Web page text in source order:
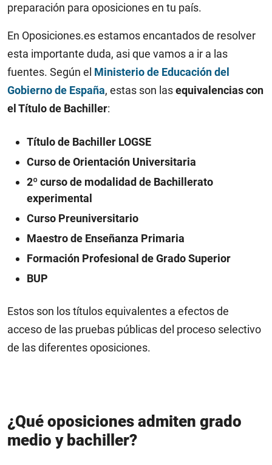
preparación para oposiciones en tu país.
En Oposiciones.es estamos encantados de resolver
esta importante duda, asi que vamos a ir a las
fuentes. Según el Ministerio de Educación del
Gobierno de España, estas son lasequivalencias con
el Título de Bachiller:
Título de Bachiller LOGSE
Curso de Orientación Universitaria
2º curso de modalidad de Bachillerato
experimental
Curso Preuniversitario
Maestro de Enseñanza Primaria
Formación Profesional de Grado Superior
BUP
Estos son los títulos equivalentes a efectos de
acceso de las pruebas públicas del proceso selectivo
de las diferentes oposiciones.
¿Qué oposiciones admiten grado
medio y bachiller?